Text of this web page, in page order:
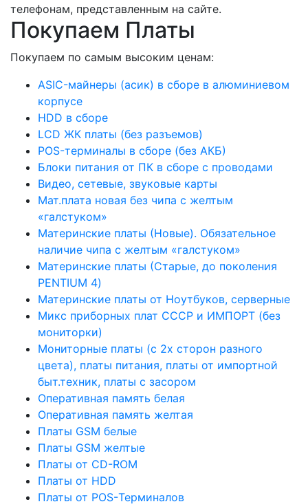
телефонам, представленным на сайте.
Покупаем Платы
Покупаем по самым высоким ценам:
ASIC-майнеры (асик) в сборе в алюминиевом
корпусе
HDD в сборе
LCD ЖК платы (без разъемов)
POS-терминалы в сборе (без АКБ)
Блоки питания от ПК в сборе с проводами
Видео, сетевые, звуковые карты
Мат.плата новая без чипа с желтым
«галстуком»
Материнские платы (Новые). Обязательное
наличие чипа с желтым «галстуком»
Материнские платы (Старые, до поколения
PENTIUM 4)
Материнские платы от Ноутбуков, серверные
Микс приборных плат СССР и ИМПОРТ (без
мониторки)
Мониторные платы (с 2х сторон разного
цвета), платы питания, платы от импортной
быт.техник, платы с засором
Оперативная память белая
Оперативная память желтая
Платы GSM белые
Платы GSM желтые
Платы от CD-ROM
Платы от HDD
Платы от POS-Терминалов